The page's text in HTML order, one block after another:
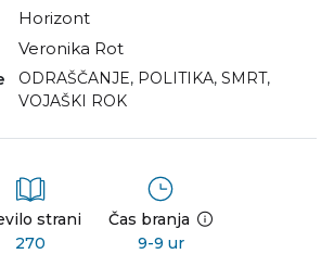
Horizont
Veronika Rot
ODRAŠČANJE, POLITIKA, SMRT,
VOJAŠKI ROK
strani
270
Čas branja
9-9 ur